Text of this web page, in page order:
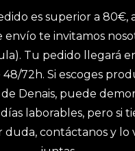
es superior a 80€,
envío te invitamos
Tu pedido llegará
48/72h. Si escoges
Denais, puede
laborables, pero si
contáctanos y lo